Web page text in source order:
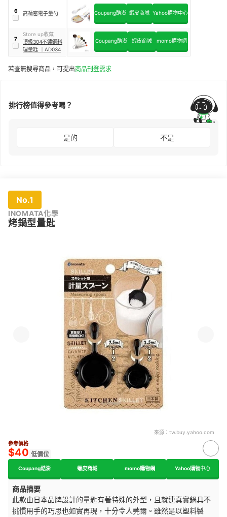
6 高精密電子量勺 Coupang酷澎 蝦皮商城 Yahoo購物中心
7
Store up收藏
頂級304不鏽鋼料
理量匙
AD034
Coupang酷澎 蝦皮商城 momo購物網
若查無搜尋商品，可提出商品刊登需求
排行榜值得參考嗎？
是的 不是
No.1
INOMATA化學
烤鍋型量匙
來源： tw.buy.yahoo.com
參考價格
$40 低價位
Coupang酷澎 蝦皮商城 momo購物網 Yahoo購物中心
商品摘要
此款由日本品牌設計的量匙有著特殊的外型，且就連真實鍋具不
挑慣用手的巧思也如實再現，十分令人莞爾。雖然是以塑料製